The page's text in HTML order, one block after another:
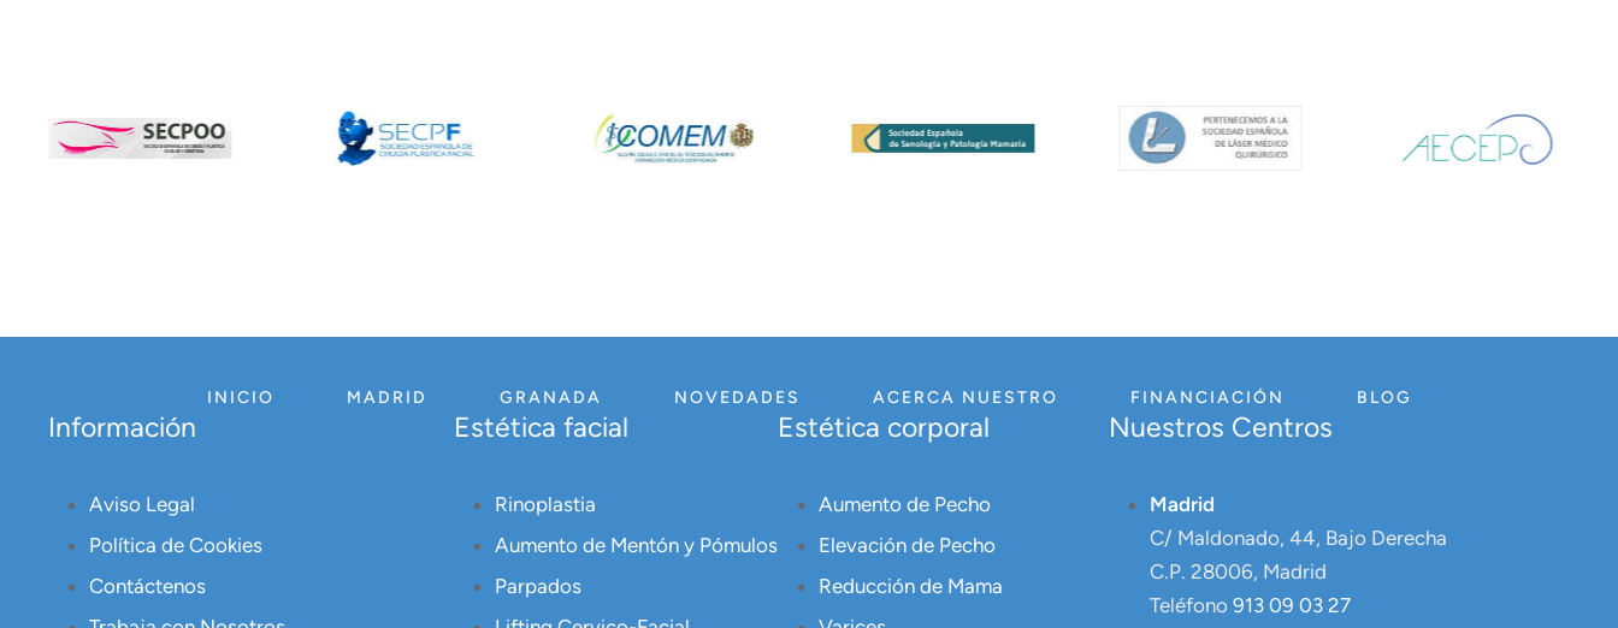
INICIO MADRID GRANADA NOVEDADES ACERCA NUESTRO FINANCIACIÓN BLOG
Información
Aviso Legal
Política de Cookies
Contáctenos
Estética facial
Rinoplastia
Aumento de Mentón y Pómulos
Parpados
Estética corporal
Aumento de Pecho
Elevación de Pecho
Reducción de Mama
Nuestros Centros
Madrid
C/ Maldonado, 44, Bajo Derecha
C.P. 28006, Madrid
Teléfono 913 09 03 27